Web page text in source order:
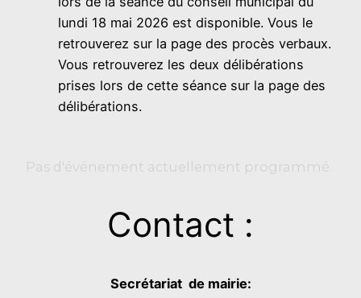
lundi 18 mai 2026 est disponible. Vous le
retrouverez sur la page des procès verbaux.
Vous retrouverez les deux délibérations
prises lors de cette séance sur la page des
délibérations.
Pas d'événement actuellement programmé.
Contact :
Secrétariat de mairie: